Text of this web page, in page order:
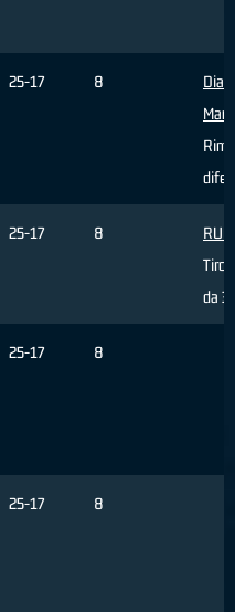
25-17 8
Dia
25-17 8
Tiro
da 3
25-17 8
25-17 8